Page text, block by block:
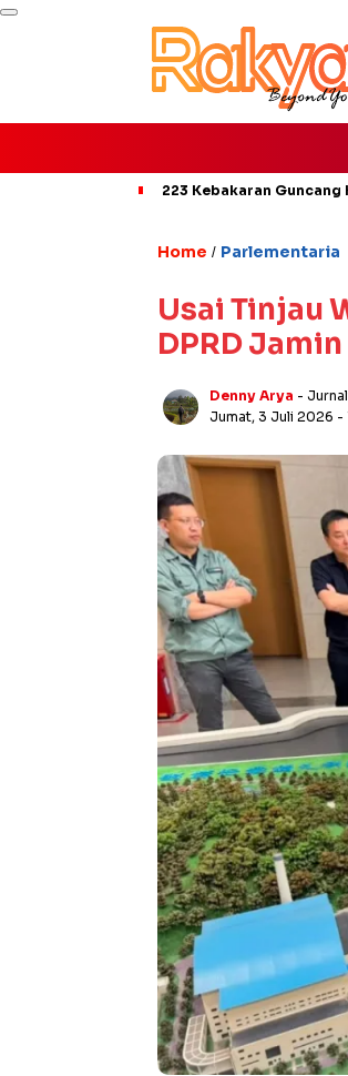
223 Kebakaran
Home / Parlementaria
Usai Tinjau
DPRD
Denny Arya -
Jumat, 3 Juli 2026 -